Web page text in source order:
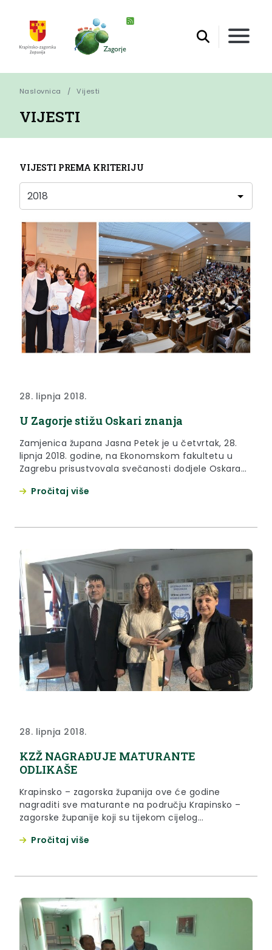
Naslovnica Vijesti
VIJESTI
VIJESTI PREMA KRITERIJU
28. lipnja 2018.
U Zagorje stižu Oskari znanja
Zamjenica župana Jasna Petek je u četvrtak, 28.
lipnja 2018. godine, na Ekonomskom fakultetu u
Zagrebu prisustvovala svečanosti dodjele Oskara
postigli izvrsne rezultate na državnim i
Pročitaj više
28. lipnja 2018.
KZŽ NAGRAĐUJE MATURANTE
ODLIKAŠE
Krapinsko – zagorska županija ove će godine
nagraditi sve maturante na području Krapinsko –
zagorske županije koji su tijekom cijelog
Pročitaj više